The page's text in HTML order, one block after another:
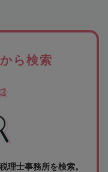
ら検索
理士事務所を検索。